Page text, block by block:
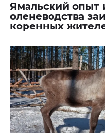
Ямальский опыт
оленеводства
коренных